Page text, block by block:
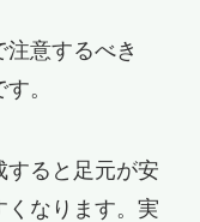
意するべき
す。
すると足元が安
くなります。実